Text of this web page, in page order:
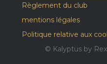
Règlement du club
mentions légales
Politique relative aux
© Kalyptus by